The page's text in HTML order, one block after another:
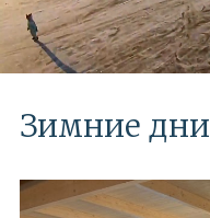
Зимние дни